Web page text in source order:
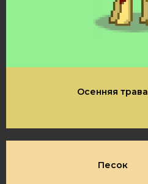
Осенняя трава
Песок